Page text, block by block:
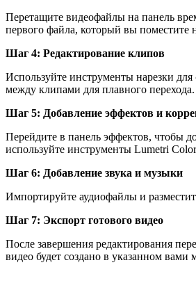
Перетащите видеофайлы на панель
первого файла, который вы поместите
Шаг 4: Редактирование клипов
Используйте инструменты нарезки
между клипами для плавного перехода.
Шаг 5: Добавление эффектов и
Перейдите в панель эффектов, чтобы
используйте инструменты Lumetri
Шаг 6: Добавление звука и музыки
Импортируйте аудиофайлы и
Шаг 7: Экспорт готового видео
После завершения редактирования
видео будет создано в указанном вами